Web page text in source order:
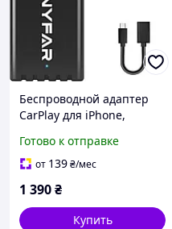
Беспроводной адаптер
CarPlay для iPhone,
(обновленный),
автоматическое
Готово к отправке
от 139₴/мес
1 390₴
Купить